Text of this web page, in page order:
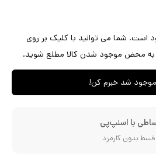
است. شما می توانید با کلیک بر روی
محض موجود شدن کالا مطلع شوید.
موجود شد خبرم کن!
با اسنپ‌پی
بدون کارمزد